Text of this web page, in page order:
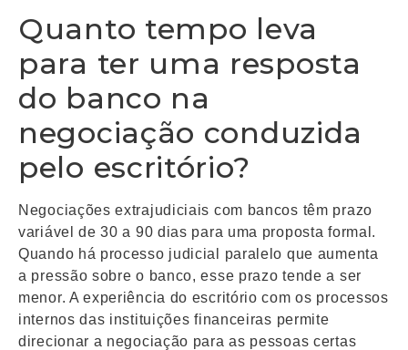
Quanto tempo leva
para ter uma resposta
do banco na
negociação conduzida
pelo escritório?
Negociações extrajudiciais com bancos têm prazo
variável de 30 a 90 dias para uma proposta formal.
Quando há processo judicial paralelo que aumenta
a pressão sobre o banco, esse prazo tende a ser
menor. A experiência do escritório com os processos
internos das instituições financeiras permite
direcionar a negociação para as pessoas certas